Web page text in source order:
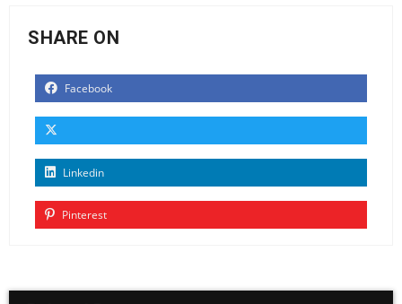
SHARE ON
Facebook
Linkedin
Pinterest